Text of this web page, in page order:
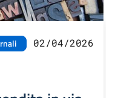
02/04/2026